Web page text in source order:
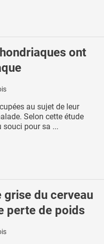
ont
au sujet de leur
Selon cette étude
souci pour sa ...
grise du cerveau
perte de poids